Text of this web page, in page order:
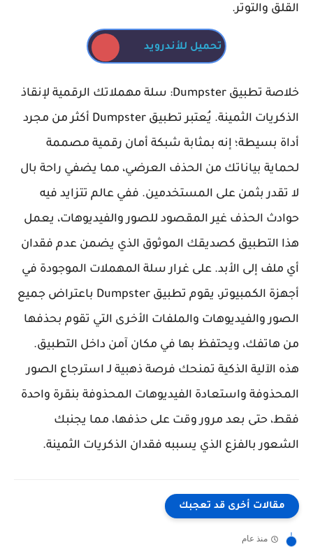
القلق والتوتر.
تحميل للأندرويد
خلاصة تطبيق Dumpster: سلة مهملاتك الرقمية لإنقاذ
الذكريات الثمينة. يُعتبر تطبيق Dumpster أكثر من مجرد
أداة بسيطة؛ إنه بمثابة شبكة أمان رقمية مصممة
لحماية بياناتك من الحذف العرضي، مما يضفي راحة بال
لا تقدر بثمن على المستخدمين. ففي عالم تتزايد فيه
حوادث الحذف غير المقصود للصور والفيديوهات، يعمل
هذا التطبيق كصديقك الموثوق الذي يضمن عدم فقدان
أي ملف إلى الأبد. على غرار سلة المهملات الموجودة في
أجهزة الكمبيوتر، يقوم تطبيق Dumpster باعتراض جميع
الصور والفيديوهات والملفات الأخرى التي تقوم بحذفها
من هاتفك، ويحتفظ بها في مكان آمن داخل التطبيق.
هذه الآلية الذكية تمنحك فرصة ذهبية لـ استرجاع الصور
المحذوفة واستعادة الفيديوهات المحذوفة بنقرة واحدة
فقط، حتى بعد مرور وقت على حذفها، مما يجنبك
الشعور بالفزع الذي يسببه فقدان الذكريات الثمينة.
مقالات أخرى قد تعجبك
منذ عام